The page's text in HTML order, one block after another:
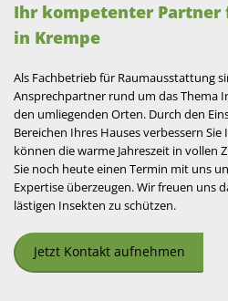
Ihr kompetenter Partner
in Krempe
Als Fachbetrieb für Raumausstattung
Ansprechpartner rund um das Thema
den umliegenden Orten. Durch den
Bereichen Ihres Hauses verbessern
können die warme Jahreszeit in vollen
Sie noch heute einen Termin mit uns
Expertise überzeugen. Wir freuen uns
lästigen Insekten zu schützen.
Jetzt Kontakt aufnehmen